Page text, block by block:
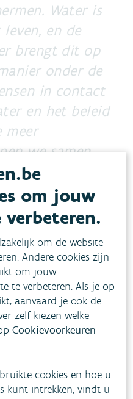
Water is
en de
brengt dit op
onder de
in contact
en het beleid
meer
we samen
water ons
Landbouw
21 maart
vindt de officiële
Water plaats in het
Dit evenement,
en Wandelsport
van water in
om jouw
om de website
Andere cookies zijn
om jouw
te verbeteren. Als je op
aanvaard je ook de
zelf kiezen welke
Cookievoorkeuren
cookies en hoe u
kunt intrekken, vindt u